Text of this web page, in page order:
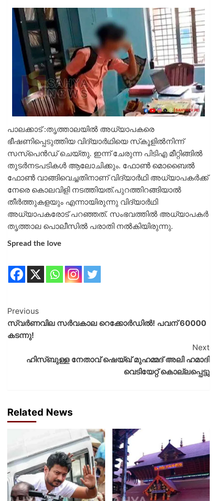
പാലക്കാട് :തൃത്താലയിൽ അധ്യാപകരെ
ഭീഷണിപ്പെടുത്തിയ വിദ്യാർഥിയെ സ്‌കൂളിൽനിന്ന്
സസ്‌പെൻഡ് ചെയ്തു. ഇന്ന് ചേരുന്ന പിടിഎ മീറ്റിങ്ങിൽ
തുടർനടപടികൾ ആലോചിക്കും. ഫോൺ മൊബൈൽ
ഫോൺ വാങ്ങിവെച്ചതിനാണ് വിദ്യാർഥി അധ്യാപകർക്ക്
നേരെ കൊലവിളി നടത്തിയത്.പുറത്തിറങ്ങിയാൽ
തീർത്തുകളയും എന്നായിരുന്നു വിദ്യാർഥി
അധ്യാപകരോട് പറഞ്ഞത്. സംഭവത്തിൽ അധ്യാപകർ
തൃത്താല പൊലീസിൽ പരാതി നൽകിയിരുന്നു.
Spread the love
Previous
സ്വര്‍ണവില സര്‍വകാല റെക്കോര്‍ഡില്‍! പവന് 60000
കടന്നു!
Next
ഹിസ്ബുള്ള നേതാവ് ഷെയ്ഖ് മുഹമ്മദ് അലി ഹമാദി
വെടിയേറ്റ് കൊല്ലപ്പെട്ടു
Related News